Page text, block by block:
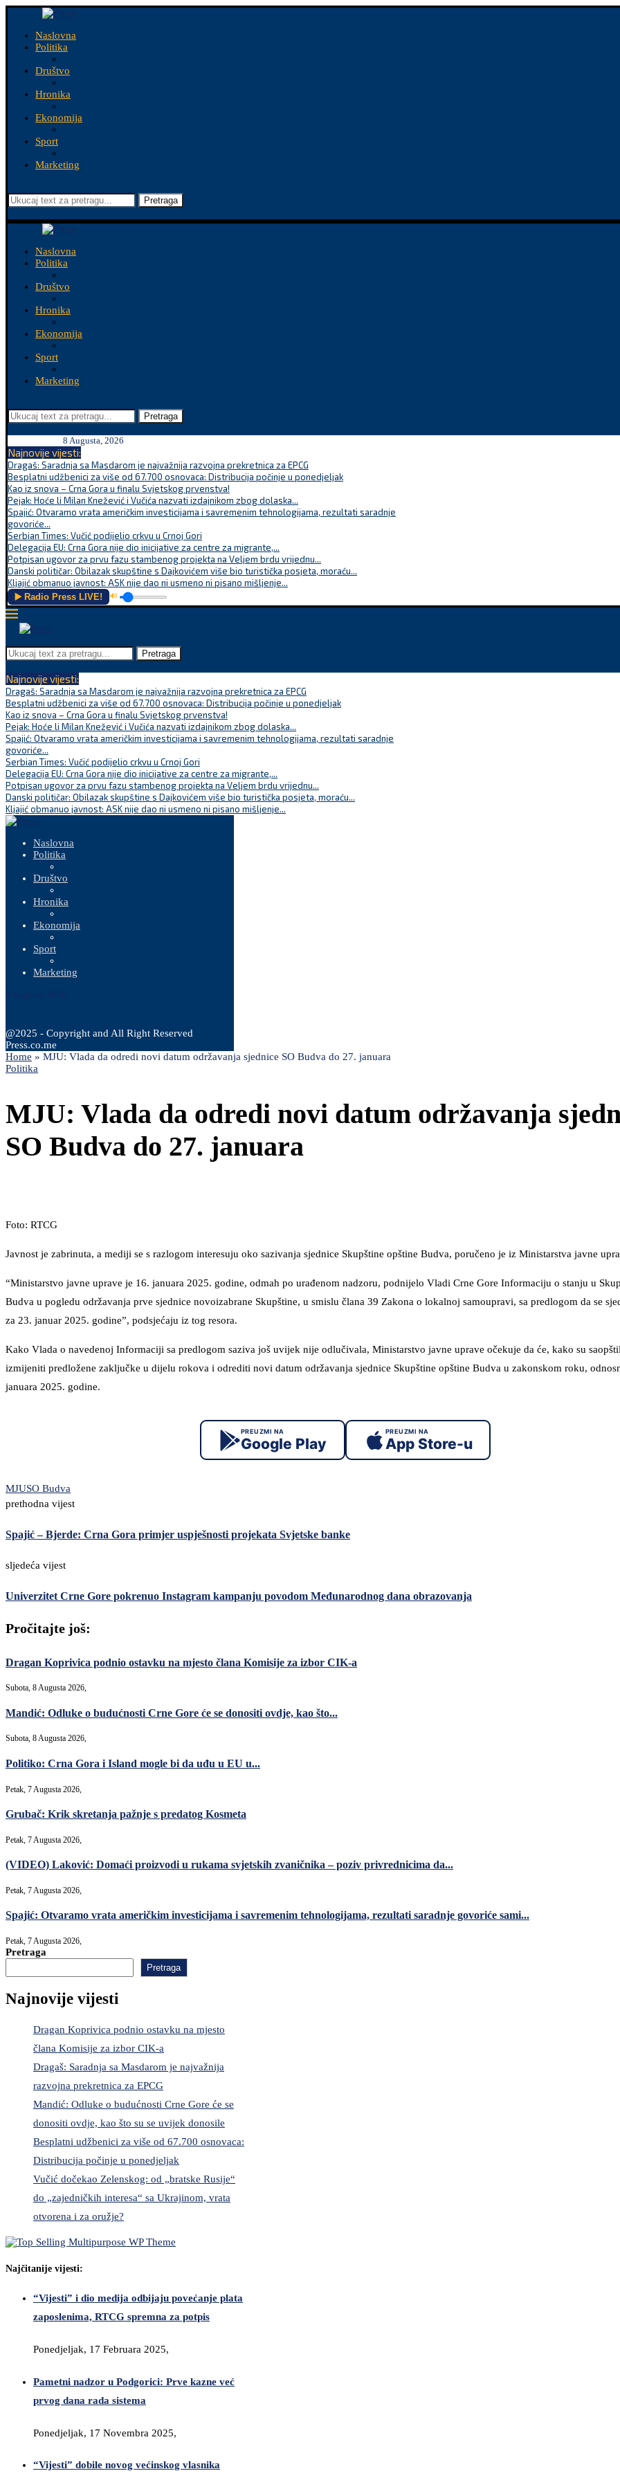
Naslovna
Politika
Društvo
Hronika
Ekonomija
Sport
Marketing
Pretraga
Naslovna
Politika
Društvo
Hronika
Ekonomija
Sport
Marketing
Pretraga
8 Augusta, 2026
Najnovije vijesti:
Dragaš: Saradnja sa Masdarom je najvažnija razvojna prekretnica za EPCG
Besplatni udžbenici za više od 67.700 osnovaca: Distribucija počinje u ponedjeljak
Kao iz snova – Crna Gora u finalu Svjetskog prvenstva!
Pejak: Hoće li Milan Knežević i Vučića nazvati izdajnikom zbog dolaska...
Spajić: Otvaramo vrata američkim investicijama i savremenim tehnologijama, rezultati saradnje
govoriće...
Serbian Times: Vučić podijelio crkvu u Crnoj Gori
Delegacija EU: Crna Gora nije dio inicijative za centre za migrante,...
Potpisan ugovor za prvu fazu stambenog projekta na Veljem brdu vrijednu...
Danski političar: Obilazak skupštine s Dajkovićem više bio turistička posjeta, moraću...
Kljajić obmanuo javnost: ASK nije dao ni usmeno ni pisano mišljenje...
▶️ Radio Press LIVE! 🔊
Pretraga
Najnovije vijesti:
Dragaš: Saradnja sa Masdarom je najvažnija razvojna prekretnica za EPCG
Besplatni udžbenici za više od 67.700 osnovaca: Distribucija počinje u ponedjeljak
Kao iz snova – Crna Gora u finalu Svjetskog prvenstva!
Pejak: Hoće li Milan Knežević i Vučića nazvati izdajnikom zbog dolaska...
Spajić: Otvaramo vrata američkim investicijama i savremenim tehnologijama, rezultati saradnje
govoriće...
Serbian Times: Vučić podijelio crkvu u Crnoj Gori
Delegacija EU: Crna Gora nije dio inicijative za centre za migrante,...
Potpisan ugovor za prvu fazu stambenog projekta na Veljem brdu vrijednu...
Danski političar: Obilazak skupštine s Dajkovićem više bio turistička posjeta, moraću...
Kljajić obmanuo javnost: ASK nije dao ni usmeno ni pisano mišljenje...
Naslovna
Politika
Društvo
Hronika
Ekonomija
Sport
Marketing
@2025 - Copyright and All Right Reserved
Press.co.me
Home » MJU: Vlada da odredi novi datum održavanja sjednice SO Budva do 27. januara
Politika
MJU: Vlada da odredi novi datum održavanja
SO Budva do 27. januara
Foto: RTCG
Javnost je zabrinuta, a mediji se s razlogom interesuju oko sazivanja sjednice Skupštine opštine Budva, poručeno je iz Ministarstva javne
“Ministarstvo javne uprave je 16. januara 2025. godine, odmah po urađenom nadzoru, podnijelo Vladi Crne Gore Informaciju o stanju u
Budva u pogledu održavanja prve sjednice novoizabrane Skupštine, u smislu člana 39 Zakona o lokalnoj samoupravi, sa predlogom da se
za 23. januar 2025. godine”, podsjećaju iz tog resora.
Kako Vlada o navedenoj Informaciji sa predlogom saziva još uvijek nije odlučivala, Ministarstvo javne uprave očekuje da će, kako su
izmijeniti predložene zaključke u dijelu rokova i odrediti novi datum održavanja sjednice Skupštine opštine Budva u zakonskom roku,
januara 2025. godine.
PREUZMI NA
Google Play
PREUZMI NA
App Store-u
MJUSO Budva
prethodna vijest
Spajić – Bjerde: Crna Gora primjer uspješnosti projekata Svjetske banke
sljedeća vijest
Univerzitet Crne Gore pokrenuo Instagram kampanju povodom Međunarodnog dana obrazovanja
Pročitajte još:
Dragan Koprivica podnio ostavku na mjesto člana Komisije za izbor CIK-a
Subota, 8 Augusta 2026,
Mandić: Odluke o budućnosti Crne Gore će se donositi ovdje, kao što...
Subota, 8 Augusta 2026,
Politiko: Crna Gora i Island mogle bi da uđu u EU u...
Petak, 7 Augusta 2026,
Grubač: Krik skretanja pažnje s predatog Kosmeta
Petak, 7 Augusta 2026,
(VIDEO) Laković: Domaći proizvodi u rukama svjetskih zvaničnika – poziv privrednicima da...
Petak, 7 Augusta 2026,
Spajić: Otvaramo vrata američkim investicijama i savremenim tehnologijama, rezultati saradnje govoriće sami...
Petak, 7 Augusta 2026,
Pretraga
Pretraga
Najnovije vijesti
Dragan Koprivica podnio ostavku na mjesto
člana Komisije za izbor CIK-a
Dragaš: Saradnja sa Masdarom je najvažnija
razvojna prekretnica za EPCG
Mandić: Odluke o budućnosti Crne Gore će se
donositi ovdje, kao što su se uvijek donosile
Besplatni udžbenici za više od 67.700 osnovaca:
Distribucija počinje u ponedjeljak
Vučić dočekao Zelenskog: od „bratske Rusije“
do „zajedničkih interesa“ sa Ukrajinom, vrata
otvorena i za oružje?
Najčitanije vijesti:
“Vijesti” i dio medija odbijaju povećanje plata
zaposlenima, RTCG spremna za potpis
Ponedjeljak, 17 Februara 2025,
Pametni nadzor u Podgorici: Prve kazne već
prvog dana rada sistema
Ponedjeljak, 17 Novembra 2025,
“Vijesti” dobile novog većinskog vlasnika